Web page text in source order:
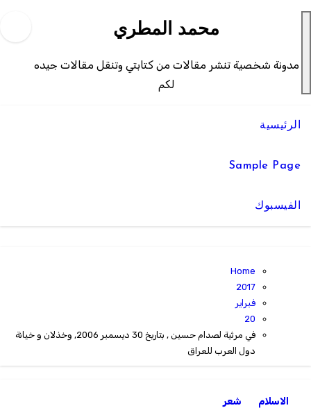
محمد المطري
مدونة شخصية تنشر مقالات من كتابتي وتنقل مقالات جيده
لكم
الرئيسية
Sample Page
الفيسبوك
Home
2017
فبراير
20
في مرثية لصدام حسين , بتاريخ 30 ديسمبر 2006, وخذلان و خيانة
دول العرب للعراق
الاسلام شعر